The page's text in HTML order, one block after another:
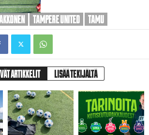
TAMPERE UNITED TAMU
ARTIKKELIT LISÄÄ TEKIJÄLTÄ